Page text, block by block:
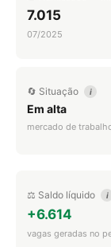
7.015
07/2025
🔄 Situação i
Em alta
mercado de
⚖️ Saldo líquido i
+6.614
vagas geradas no